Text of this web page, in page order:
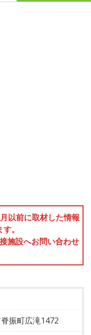
以前に取材した情報
。
施設へお問い合わせ
振町広滝1472